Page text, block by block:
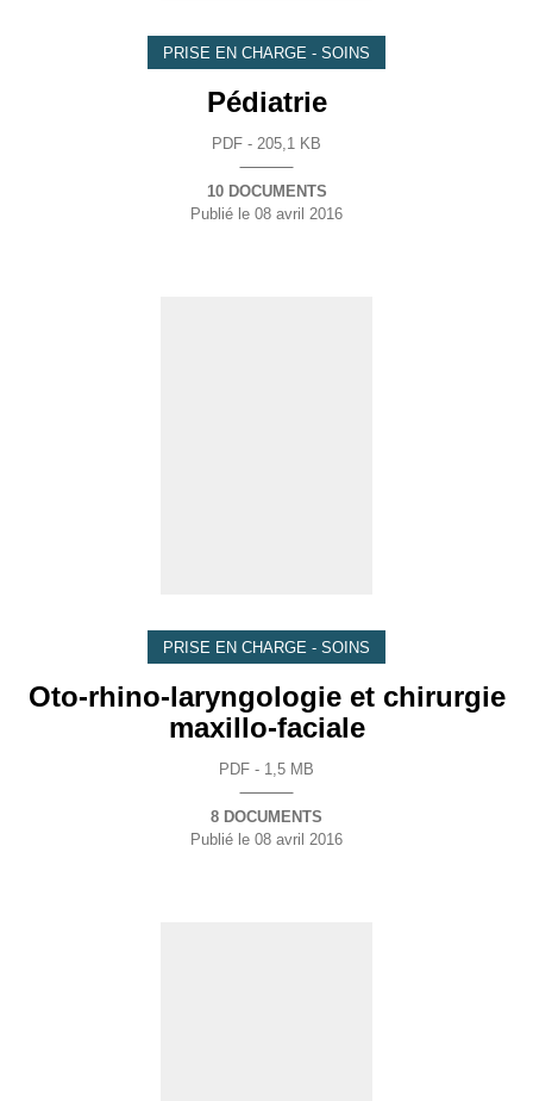
PRISE EN CHARGE - SOINS
Pédiatrie
PDF - 205,1 KB
10 DOCUMENTS
Publié le 08 avril 2016
PRISE EN CHARGE - SOINS
Oto-rhino-laryngologie et chirurgie
maxillo-faciale
PDF - 1,5 MB
8 DOCUMENTS
Publié le 08 avril 2016